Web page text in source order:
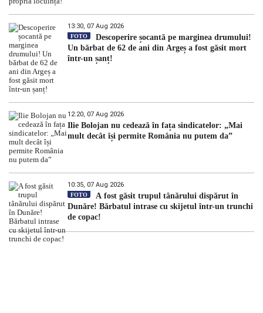
13:30, 07 Aug 2026
FOTO
Descoperire șocantă pe marginea drumului!
Un bărbat de 62 de ani din Argeș a fost găsit mort
într-un șanț!
12:20, 07 Aug 2026
Ilie Bolojan nu cedează în fața sindicatelor: „Mai
mult decât își permite România nu putem da”
10:35, 07 Aug 2026
FOTO
A fost găsit trupul tânărului dispărut în
Dunăre! Bărbatul intrase cu skijetul într-un trunchi
de copac!